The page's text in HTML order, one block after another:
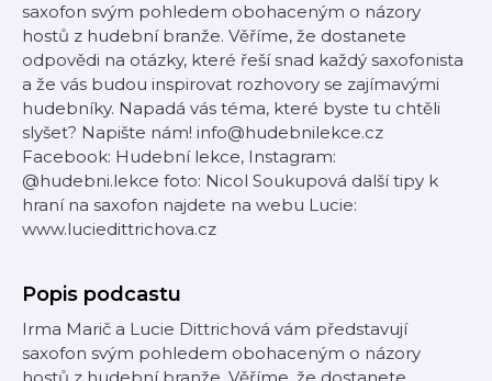
saxofon svým pohledem obohaceným o názory
hostů z hudební branže. Věříme, že dostanete
odpovědi na otázky, které řeší snad každý saxofonista
a že vás budou inspirovat rozhovory se zajímavými
hudebníky. Napadá vás téma, které byste tu chtěli
slyšet? Napište nám! info@hudebnilekce.cz
Facebook: Hudební lekce, Instagram:
@hudebni.lekce foto: Nicol Soukupová další tipy k
hraní na saxofon najdete na webu Lucie:
www.luciedittrichova.cz
Popis podcastu
Irma Marič a Lucie Dittrichová vám představují
saxofon svým pohledem obohaceným o názory